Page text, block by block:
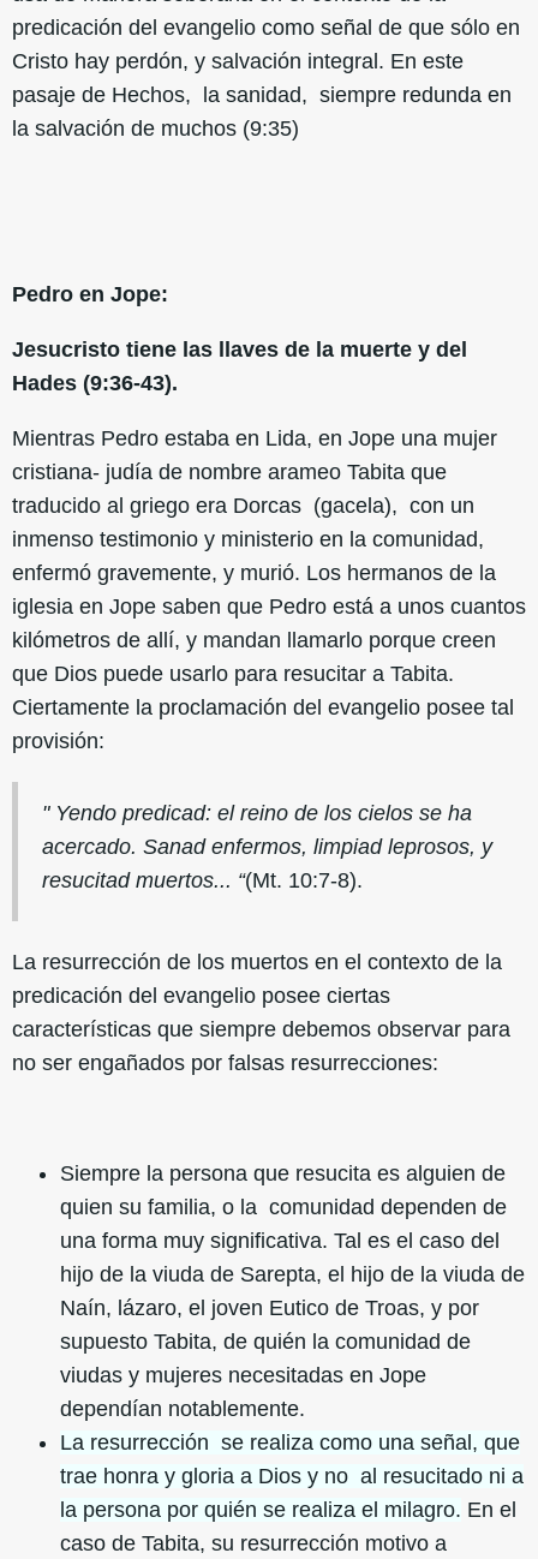
predicación del evangelio como señal de que sólo en
Cristo hay perdón, y salvación integral. En este
pasaje de Hechos, la sanidad, siempre redunda en
la salvación de muchos (9:35)
Pedro en Jope:
Jesucristo tiene las llaves de la muerte y del
Hades (9:36-43).
Mientras Pedro estaba en Lida, en Jope una mujer
cristiana- judía de nombre arameo Tabita que
traducido al griego era Dorcas (gacela), con un
inmenso testimonio y ministerio en la comunidad,
enfermó gravemente, y murió. Los hermanos de la
iglesia en Jope saben que Pedro está a unos cuantos
kilómetros de allí, y mandan llamarlo porque creen
que Dios puede usarlo para resucitar a Tabita.
Ciertamente la proclamación del evangelio posee tal
provisión:
" Yendo predicad: el reino de los cielos se ha
acercado. Sanad enfermos, limpiad leprosos, y
resucitad muertos... “(Mt. 10:7-8).
La resurrección de los muertos en el contexto de la
predicación del evangelio posee ciertas
características que siempre debemos observar para
no ser engañados por falsas resurrecciones:
Siempre la persona que resucita es alguien de
quien su familia, o la comunidad dependen de
una forma muy significativa. Tal es el caso del
hijo de la viuda de Sarepta, el hijo de la viuda de
Naín, lázaro, el joven Eutico de Troas, y por
supuesto Tabita, de quién la comunidad de
viudas y mujeres necesitadas en Jope
dependían notablemente.
La resurrección se realiza como una señal, que
trae honra y gloria a Dios y no al resucitado ni a
la persona por quién se realiza el milagro. En el
caso de Tabita, su resurrección motivo a